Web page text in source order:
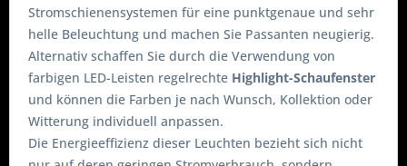
Stromschienensystemen für eine punktgenaue und sehr
helle Beleuchtung und machen Sie Passanten neugierig.
Alternativ schaffen Sie durch die Verwendung von
farbigen LED-Leisten regelrechte Highlight-Schaufenster
und können die Farben je nach Wunsch, Kollektion oder
Witterung individuell anpassen.
Die Energieeffizienz dieser Leuchten bezieht sich nicht